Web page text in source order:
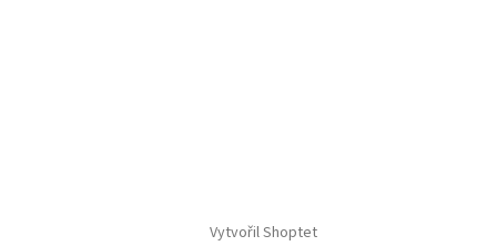
Vytvořil Shoptet